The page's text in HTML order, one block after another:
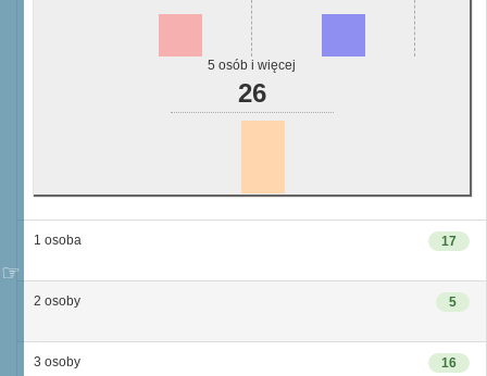
5 osób i więcej
26
17
1 osoba
5
2 osoby
16
3 osoby